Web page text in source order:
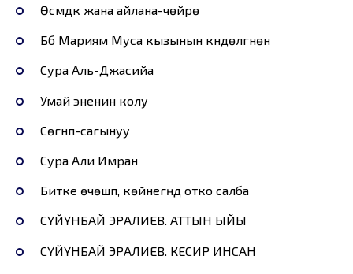
Өсүмдүк жана айлана-чөйрө
Бүбү Мариям Муса кызынын күндөлгүнөн
Сура Аль-Джасийа
Умай эненин колу
Сөгүнүп-сагынуу
Сура Али Имран
Битке өчөшүп, көйнегүңдү отко салба
СҮЙҮНБАЙ ЭРАЛИЕВ. АТТЫН ЫЙЫ
СҮЙҮНБАЙ ЭРАЛИЕВ. КЕСИР ИНСАН